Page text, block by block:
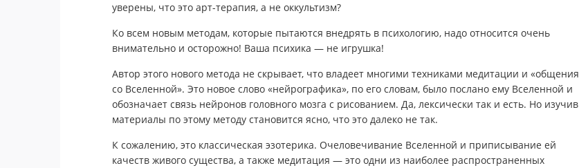
уверены, что это арт-терапия, а не оккультизм?
Ко всем новым методам, которые пытаются внедрять в психологию, надо относится очень
внимательно и осторожно! Ваша психика — не игрушка!
Автор этого нового метода не скрывает, что владеет многими техниками медитации и «общения
со Вселенной». Это новое слово «нейрографика», по его словам, было послано ему Вселенной и
обозначает связь нейронов головного мозга с рисованием. Да, лексически так и есть. Но изучив
материалы по этому методу становится ясно, что это далеко не так.
К сожалению, это классическая эзотерика. Очеловечивание Вселенной и приписывание ей
качеств живого существа, а также медитация — это одни из наиболее распространенных